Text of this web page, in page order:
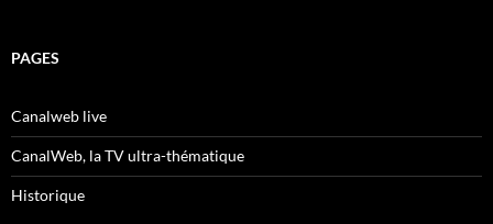
PAGES
Canalweb live
CanalWeb, la TV ultra-thématique
Historique